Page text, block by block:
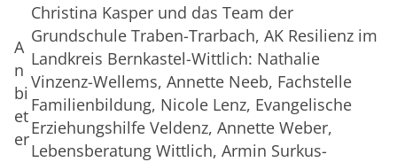
A
n
bi
et
er
Christina Kasper und das Team der
Grundschule Traben-Trarbach, AK Resilienz im
Landkreis Bernkastel-Wittlich: Nathalie
Vinzenz-Wellems, Annette Neeb, Fachstelle
Familienbildung, Nicole Lenz, Evangelische
Erziehungshilfe Veldenz, Annette Weber,
Lebensberatung Wittlich, Armin Surkus-